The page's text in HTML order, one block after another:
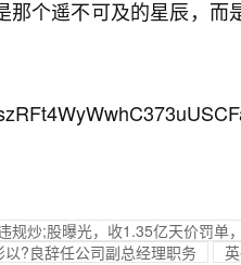
那个遥不可及的星辰，而
规炒;股曝光，收1.35亿天价罚单
?良辞任公司副总经理职务